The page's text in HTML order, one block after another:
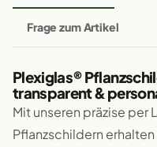
Frage zum Artikel
Plexiglas®
transparent &
Mit unseren präzise per
Pflanzschildern